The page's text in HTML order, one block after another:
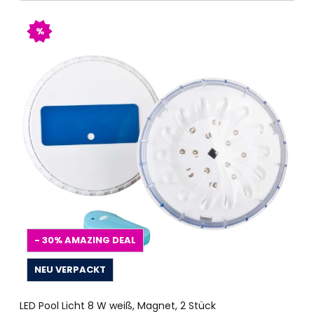
%
- 30%AMAZING DEAL
NEU VERPACKT
LED Pool Licht 8 W weiß, Magnet, 2 Stück